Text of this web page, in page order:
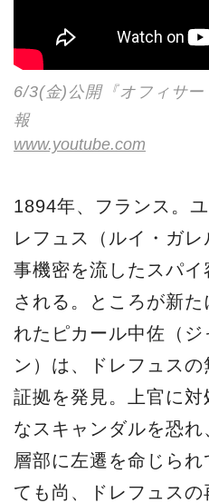
6/3(金)公開『オフィサ
報
www.youtube.com
1894年、フランス。
レフュス（ルイ・ガ
事機密を流したスパ
される。ところが新
れたピカール中佐（
ン）は、ドレフュス
証拠を発見。上官に
なスキャンダルを恐
層部に左遷を命じら
ても尚、ドレフュス